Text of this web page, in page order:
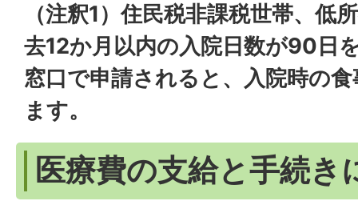
（注釈1）住民税非課税世帯、低
去12か月以内の入院日数が90日
窓口で申請されると、入院時の
ます。
医療費の支給と手続き